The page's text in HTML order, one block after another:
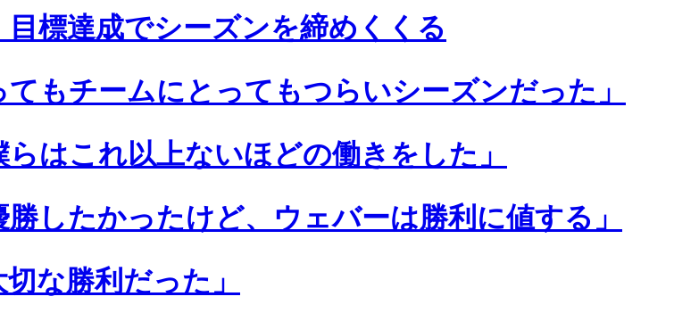
標達成でシーズンを締めくくる
もチームにとってもつらいシーズンだった」
はこれ以上ないほどの働きをした」
したかったけど、ウェバーは勝利に値する」
な勝利だった」